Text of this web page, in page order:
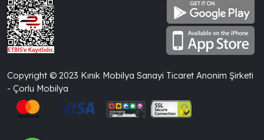
Copyright © 2023 Kınık Mobilya Sanayi Ticaret Anonim Şirketi
- Çorlu Mobilya